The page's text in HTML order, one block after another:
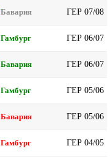
Бавария ГЕР 07/08
Гамбург ГЕР 06/07
Бавария ГЕР 06/07
Гамбург ГЕР 05/06
Бавария ГЕР 05/06
Гамбург ГЕР 04/05